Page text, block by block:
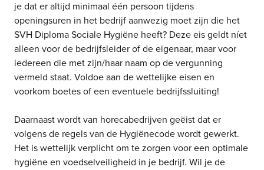
je dat er altijd minimaal één persoon tijdens
openingsuren in het bedrijf aanwezig moet zijn die het
SVH Diploma Sociale Hygiëne heeft? Deze eis geldt níet
alleen voor de bedrijfsleider of de eigenaar, maar voor
iedereen die met zijn/haar naam op de vergunning
vermeld staat. Voldoe aan de wettelijke eisen en
voorkom boetes of een eventuele bedrijfssluiting!
Daarnaast wordt van horecabedrijven geëist dat er
volgens de regels van de Hygiënecode wordt gewerkt.
Het is wettelijk verplicht om te zorgen voor een optimale
hygiëne en voedselveiligheid in je bedrijf. Wil je de